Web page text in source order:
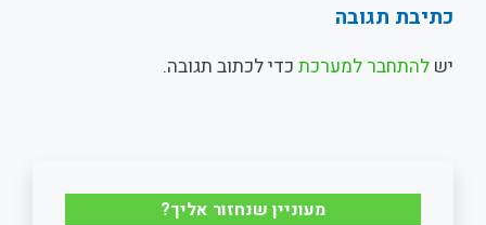
A
o
כתיבת תגובה
יש להתחבר למערכת כדי לכתוב תגובה.
מעוניין שנחזור אליך?